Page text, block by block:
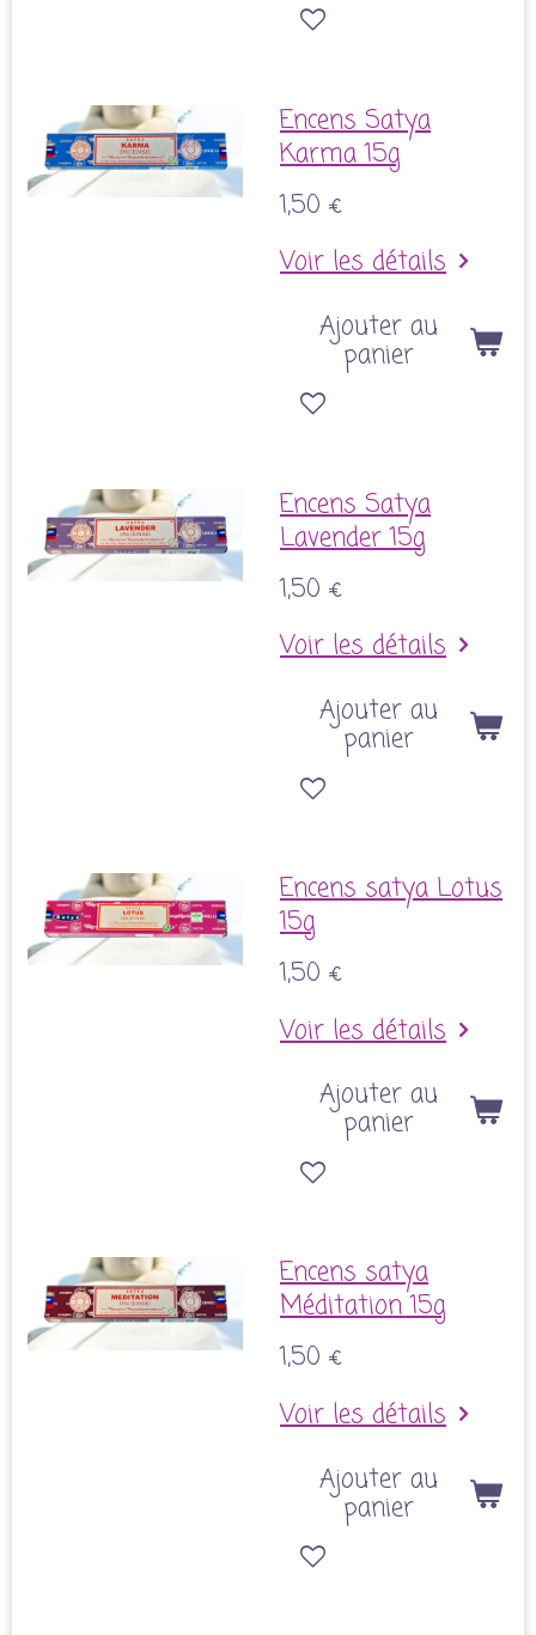
Encens Satya
Karma 15g
1,50 €
Voir les détails
Ajouter au
panier
Encens Satya
Lavender 15g
1,50 €
Voir les détails
Ajouter au
panier
Encens satya Lotus
15g
1,50 €
Voir les détails
Ajouter au
panier
Encens satya
Méditation 15g
1,50 €
Voir les détails
Ajouter au
panier